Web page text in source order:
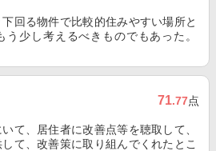
回る物件で比較的住みやすい場所と
う少し考えるべきものでもあった。
71.77点
て、居住者に改善点等を聴取して、
て、改善策に取り組んでくれたとこ